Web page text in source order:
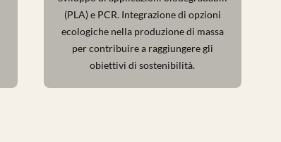
(PLA) e PCR. Integrazione di opzioni
ecologiche nella produzione di massa
per contribuire a raggiungere gli
obiettivi di sostenibilità.